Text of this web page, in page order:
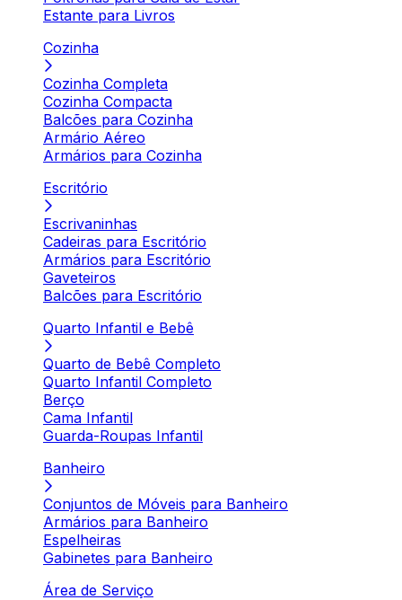
Estante para Livros
Cozinha
Cozinha Completa
Cozinha Compacta
Balcões para Cozinha
Armário Aéreo
Armários para Cozinha
Escritório
Escrivaninhas
Cadeiras para Escritório
Armários para Escritório
Gaveteiros
Balcões para Escritório
Quarto Infantil e Bebê
Quarto de Bebê Completo
Quarto Infantil Completo
Berço
Cama Infantil
Guarda-Roupas Infantil
Banheiro
Conjuntos de Móveis para Banheiro
Armários para Banheiro
Espelheiras
Gabinetes para Banheiro
Área de Serviço